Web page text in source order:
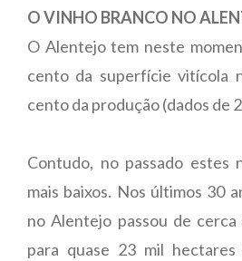
O VINHO BRANCO NO
O Alentejo tem neste
cento da superfície vitícola
cento da produção (dados de
Contudo, no passado estes
mais baixos. Nos últimos 30
no Alentejo passou de
para quase 23 mil